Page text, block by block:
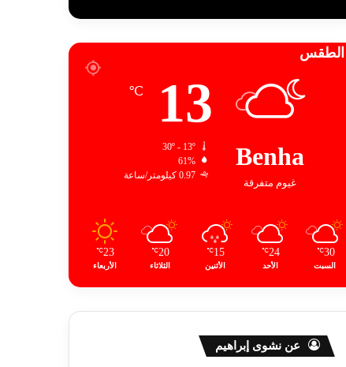
الطقس
Benha
غيوم متفرقة
13
℃
61%
0.97 كيلومتر/ساعة
30
℃
السبت
24
℃
الأحد
15
℃
الأثنين
20
℃
الثلاثاء
23
℃
الأربعاء
عن نشوى إبراهيم